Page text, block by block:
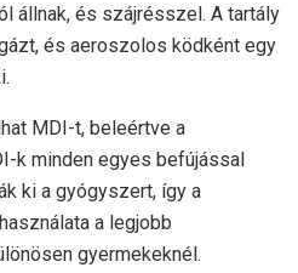
állnak, és szájrésszel. A tartály
és aeroszolos ködként egy
MDI-t, beleértve a
k minden egyes befújással
ki a gyógyszert, így a
a legjobb
gyermekeknél.